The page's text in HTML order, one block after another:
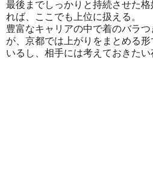
最後までしっかりと持続させた格
れば、ここでも上位に扱える。
豊富なキャリアの中で着のバラ
が、京都では上がりをまとめる
いるし、相手には考えておきたい